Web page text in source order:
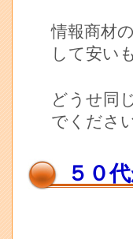
情報商材
して安い
どうせ同
でくださ
５０